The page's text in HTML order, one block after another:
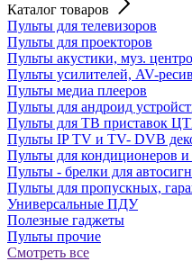
Каталог товаров
Пульты для телевизоров
Пульты для проекторов
Пульты акустики, муз.
Пульты усилителей, AV-
Пульты медиа плееров
Пульты для андроид
Пульты для ТВ приставок
Пульты IP TV и TV- DVB
Пульты для кондиционеров и
Пульты - брелки для
Пульты для пропускных,
Универсальные ПДУ
Полезные гаджеты
Пульты прочие
Смотреть все